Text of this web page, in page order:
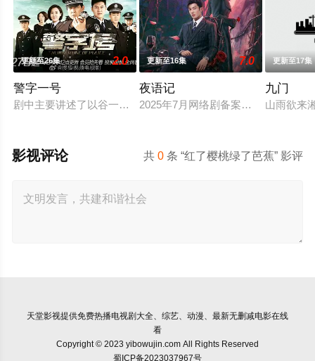
更新至26集 2.0
警字一号
剧中主要讲述了以谷一诚（李 崇霄饰演）为代表的冀北市公安
更新至16集 7.0
夜语记
2025年7月网络剧备案当代 都市 海南
更新至17集
九门
山雨欲来
共0 条 “红了樱桃绿了芭蕉” 影评
影视评论
天堂影视提供免费热播电视剧大全、综艺、动漫、最新无删减电影在线
看
Copyright © 2023 yibowujin.com All Rights Reserved
蜀ICP备2023037967号